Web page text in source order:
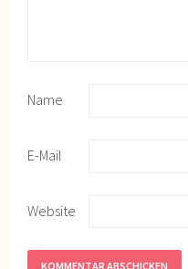
Name
E-Mail
Website